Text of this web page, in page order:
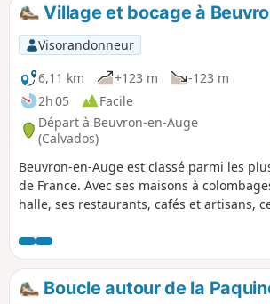
Village et bocage à
Visorandonneur
6,11 km
+123 m
-123 m
2h 05
Facile
Départ à Beuvron-en-Auge
(Calvados)
Beuvron-en-Auge est classé parmi les
de France. Avec ses maisons à
halle, ses restaurants, cafés et artisans,
Boucle autour de la